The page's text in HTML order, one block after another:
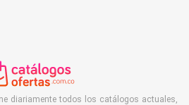
diariamente todos los catálogos actuales,